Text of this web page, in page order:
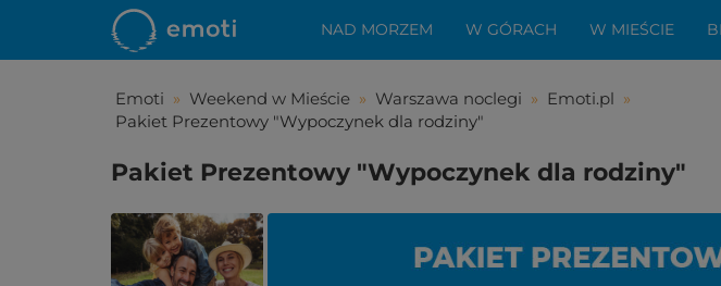
NAD MORZEM W GÓRACH W MIEŚCIE
Emoti » Weekend w Mieście » Warszawa noclegi » Emoti.pl »
Pakiet Prezentowy "Wypoczynek dla rodziny"
Pakiet Prezentowy "Wypoczynek dla rodziny"